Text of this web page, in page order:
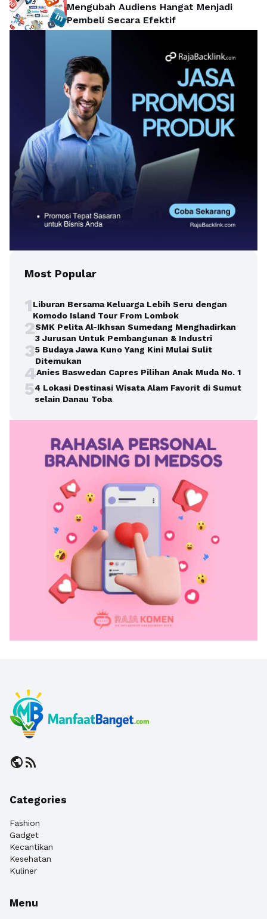
Mengubah Audiens Hangat Menjadi
Pembeli Secara Efektif
Most Popular
1Liburan Bersama Keluarga Lebih Seru dengan
Komodo Island Tour From Lombok
2SMK Pelita Al-Ikhsan Sumedang Menghadirkan
3 Jurusan Untuk Pembangunan & Industri
35 Budaya Jawa Kuno Yang Kini Mulai Sulit
Ditemukan
4Anies Baswedan Capres Pilihan Anak Muda No. 1
54 Lokasi Destinasi Wisata Alam Favorit di Sumut
selain Danau Toba
publicrss_feed
Categories
Fashion
Gadget
Kecantikan
Kesehatan
Kuliner
Menu